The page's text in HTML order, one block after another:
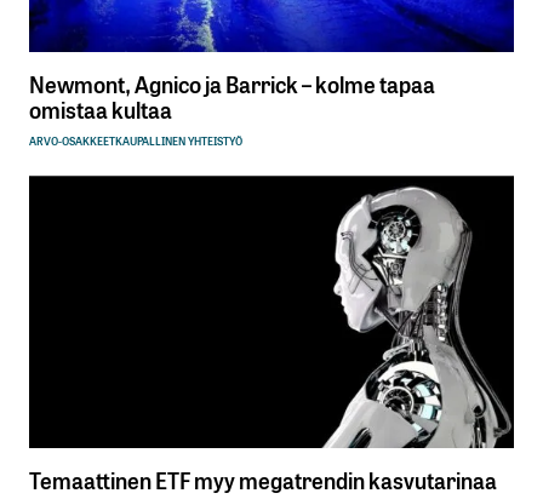
Newmont, Agnico ja Barrick – kolme tapaa
omistaa kultaa
ARVO-OSAKKEETKAUPALLINEN YHTEISTYÖ
Temaattinen ETF myy megatrendin kasvutarinaa